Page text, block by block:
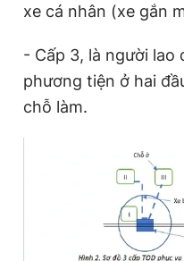
xe cá nhân (xe gắn
- Cấp 3, là người lao
phương tiện ở hai
chỗ làm.